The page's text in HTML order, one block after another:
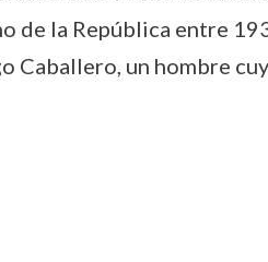
de la República entre
Caballero, un hombre